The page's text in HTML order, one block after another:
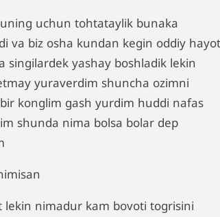
uchun tohtataylik bunaka
va biz osha kundan kegin oddiy
singilardek yashay boshladik lekin
yuraverdim shuncha ozimni
konglim gash yurdim huddi nafas
shunda nima bolsa bolar dep
lekin nimadur kam bovoti togrisini